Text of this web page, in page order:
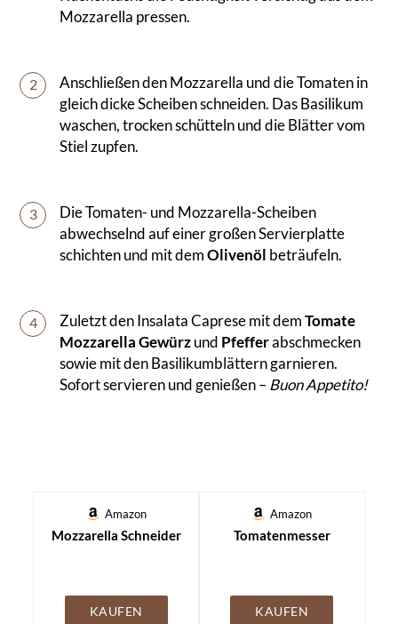
Mozzarella pressen.
2
Anschließen den Mozzarella und die Tomaten in
gleich dicke Scheiben schneiden. Das Basilikum
waschen, trocken schütteln und die Blätter vom
Stiel zupfen.
3
Die Tomaten- und Mozzarella-Scheiben
abwechselnd auf einer großen Servierplatte
schichten und mit demOlivenöl beträufeln.
4 Zuletzt den Insalata Caprese mit demTomate
Mozzarella Gewürzund Pfefferabschmecken
sowie mit den Basilikumblättern garnieren.
Sofort servieren und genießen –Buon Appetito!
Amazon
Mozzarella Schneider
KAUFEN
Amazon
Tomatenmesser
KAUFEN